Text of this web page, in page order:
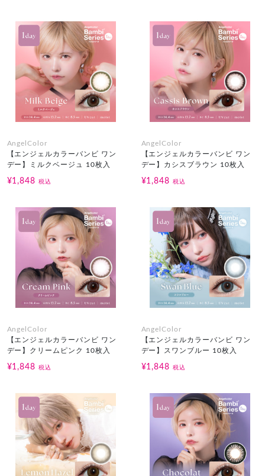
AngelColor
【エンジェルカラーバンビ ワン
デー】ミルクベージュ 10枚入
¥1,848税込
AngelColor
【エンジェルカラーバンビ ワン
デー】カシスブラウン 10枚入
¥1,848税込
AngelColor
【エンジェルカラーバンビ ワン
デー】クリームピンク 10枚入
¥1,848税込
AngelColor
【エンジェルカラーバンビ ワン
デー】スワンブルー 10枚入
¥1,848税込